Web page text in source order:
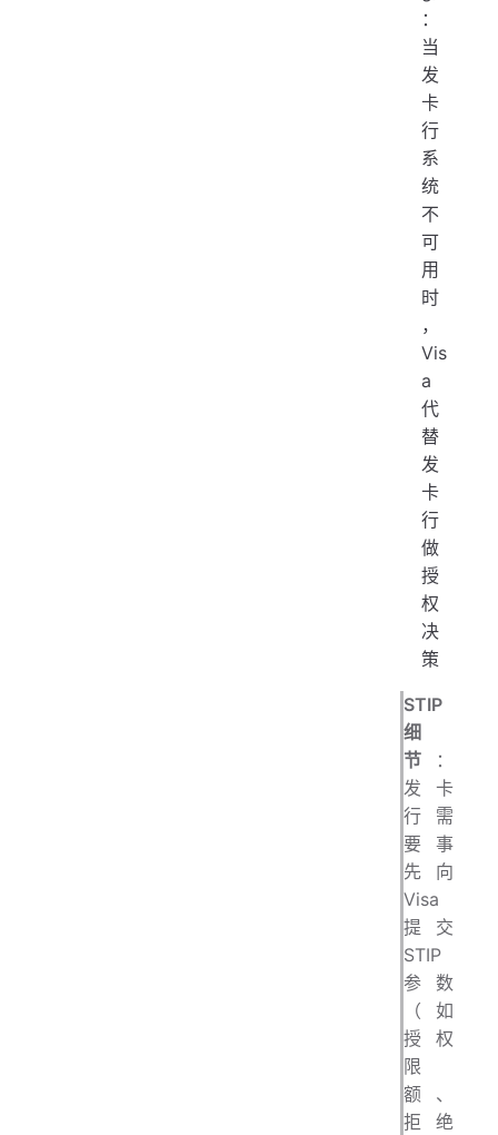
：
当
发
卡
行
系
统
不
可
用
时
，
Vis
a
代
替
发
卡
行
做
授
权
决
策
STIP
细
节
：
发卡
行需
要事
先向
Visa
提交
STIP
参数
（如
授权
限
额、
拒绝